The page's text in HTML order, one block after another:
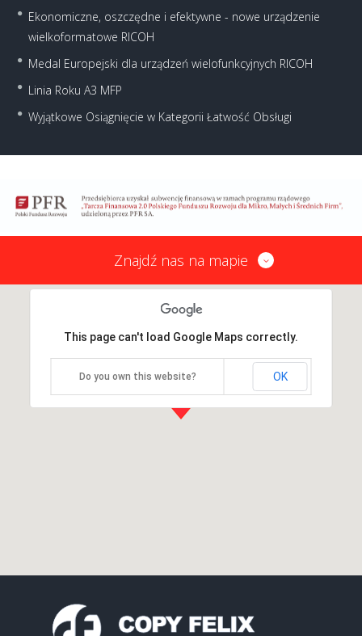
Ekonomiczne, oszczędne i efektywne - nowe urządzenie
wielkoformatowe RICOH
Medal Europejski dla urządzeń wielofunkcyjnych RICOH
Linia Roku A3 MFP
Wyjątkowe Osiągnięcie w Kategorii Łatwość Obsługi
Znajdź nas na mapie
This page can't load Google Maps correctly.
Do you own this website? OK